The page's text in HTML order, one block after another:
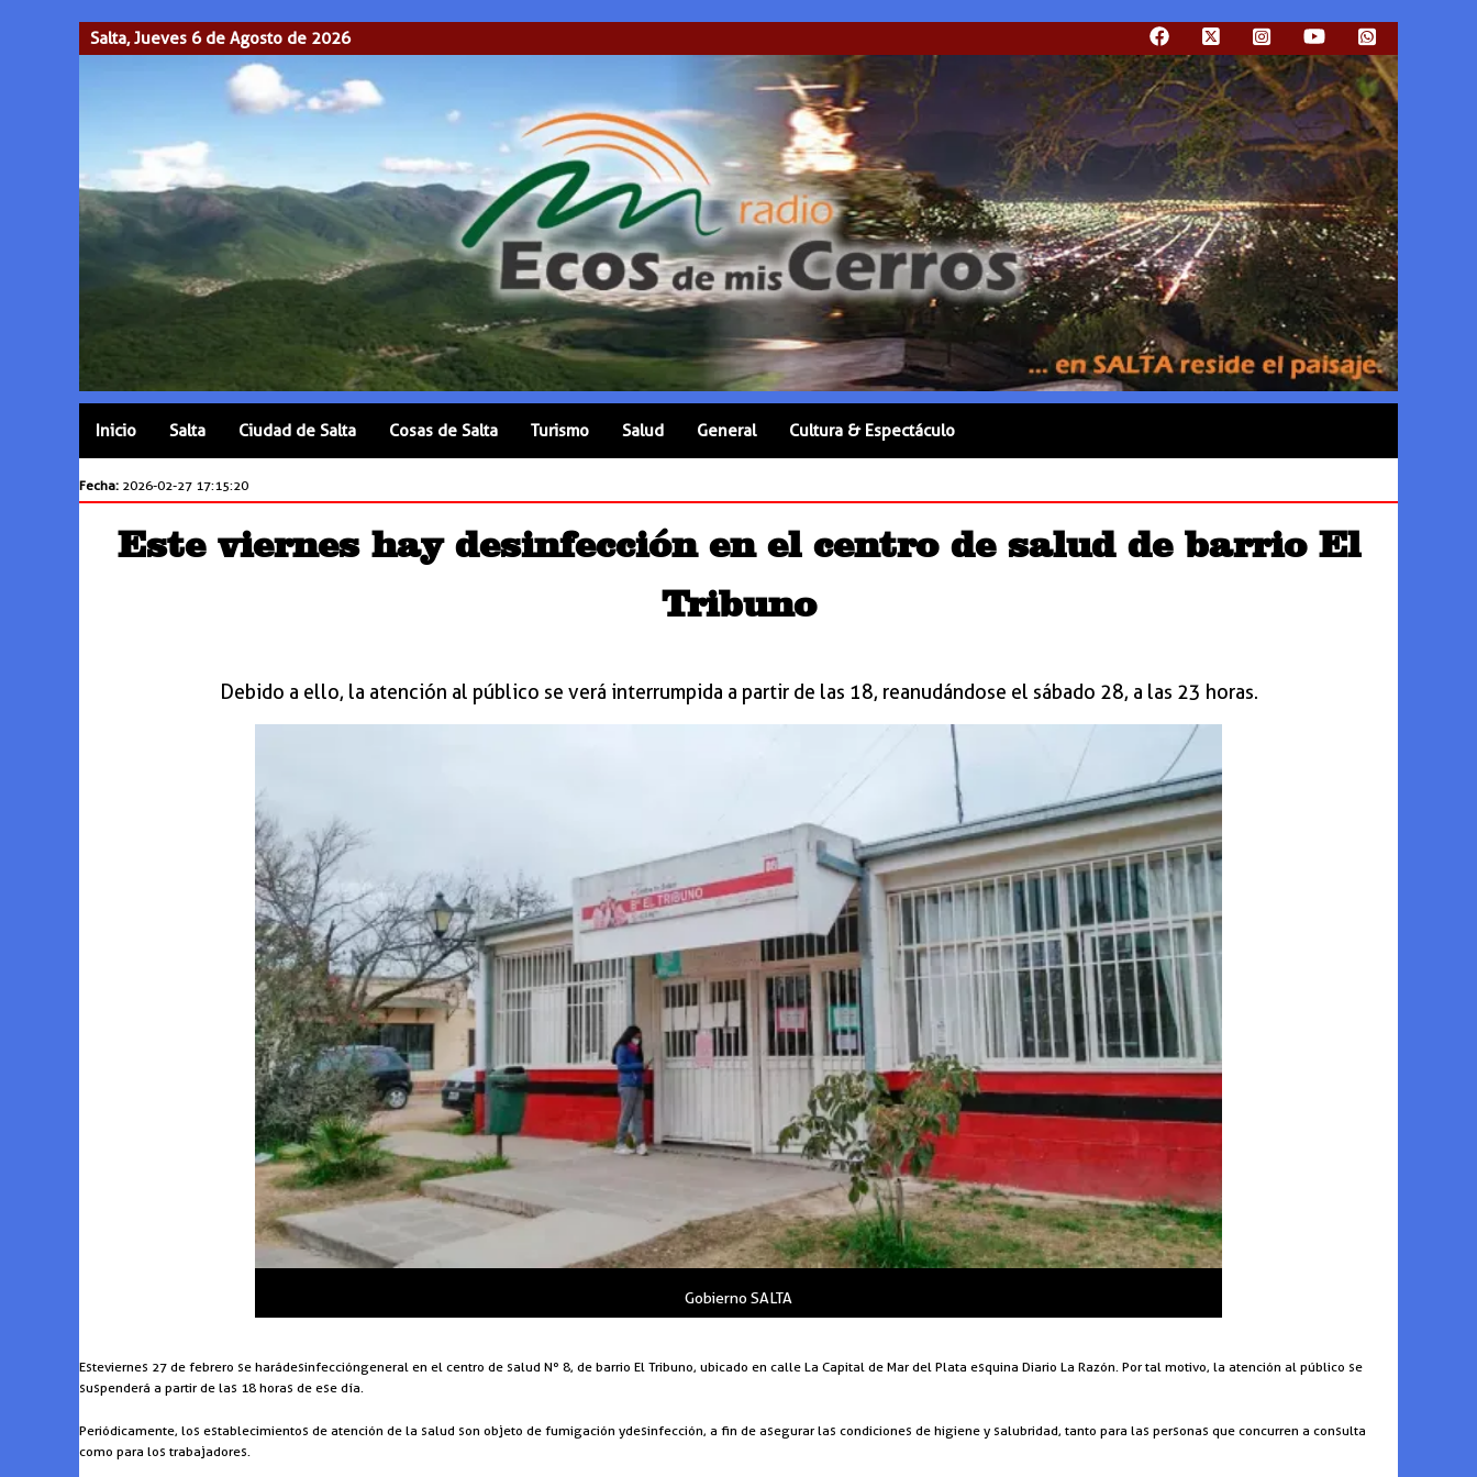
Salta, Jueves 6 de Agosto de 2026
Inicio Salta Ciudad de Salta Cosas de Salta Turismo Salud General Cultura & Espectáculo
Fecha: 2026-02-27 17:15:20
Este viernes hay desinfección en el centro de salud de barrio El
Tribuno
Debido a ello, la atención al público se verá interrumpida a partir de las 18, reanudándose el sábado 28, a las 23 horas.
Gobierno SALTA
Este viernes 27 de febrero se hará desinfección general en el centro de salud Nº 8, de barrio El Tribuno, ubicado en calle La Capital de Mar del Plata esquina Diario La Razón. Por tal motivo, la atención al público se
suspenderá a partir de las 18 horas de ese día.
Periódicamente, los establecimientos de atención de la salud son objeto de fumigación y desinfección, a fin de asegurar las condiciones de higiene y salubridad, tanto para las personas que concurren a consulta
como para los trabajadores.